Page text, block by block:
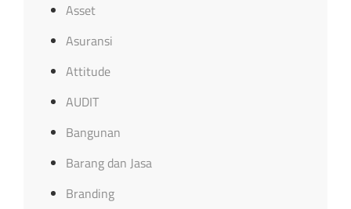
Asset
Asuransi
Attitude
AUDIT
Bangunan
Barang dan Jasa
Branding